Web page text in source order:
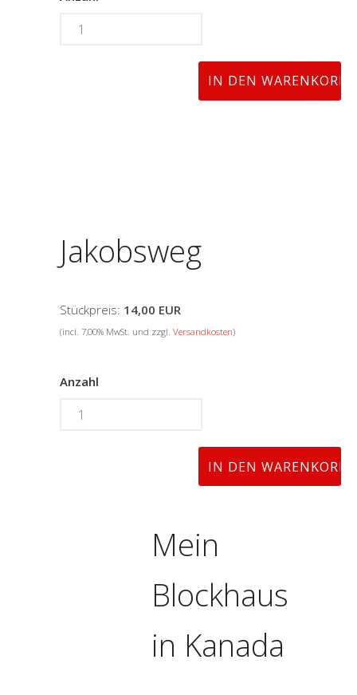
Jakobsweg
Stückpreis: 14,00 EUR
(incl. 7,00% MwSt. und zzgl. Versandkosten)
Anzahl
Mein
Blockhaus
in Kanada